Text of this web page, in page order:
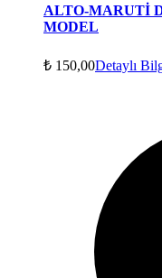
ALTO-MARUTİ
MODEL
₺ 150,00Detaylı